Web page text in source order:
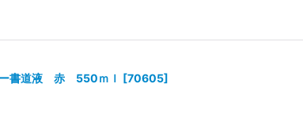
ー書道液 赤 550ｍｌ [70605]